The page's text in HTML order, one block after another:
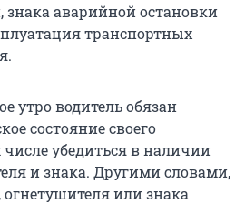
знака аварийной остановки
транспортных
утро водитель обязан
состояние своего
убедиться в наличии
и знака. Другими словами,
огнетушителя или знака